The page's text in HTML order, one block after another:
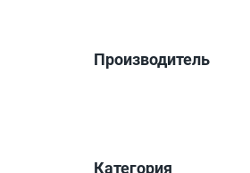
Производитель
Категория